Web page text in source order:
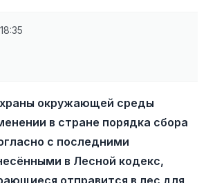
окружающей среды
в стране порядка сбора
с последними
в Лесной кодекс,
отправится в лес для